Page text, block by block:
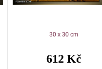
30 x 30 cm
612 Kč